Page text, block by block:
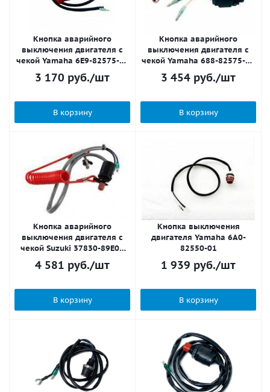
Кнопка аварийного
выключения двигателя с
чекой Yamaha 6E9-82575-00
KACAWA
3 170 руб./шт
В корзину
Кнопка аварийного
выключения двигателя с
чекой Yamaha 688-82575-01
KACAWA
3 454 руб./шт
В корзину
Кнопка аварийного
выключения двигателя с
чекой Suzuki 37830-89E02
KACAWA
4 581 руб./шт
В корзину
Кнопка выключения
двигателя Yamaha 6A0-
82550-01
1 939 руб./шт
В корзину